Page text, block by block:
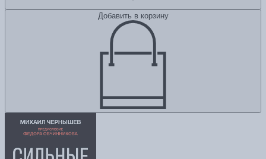
Добавить в корзину